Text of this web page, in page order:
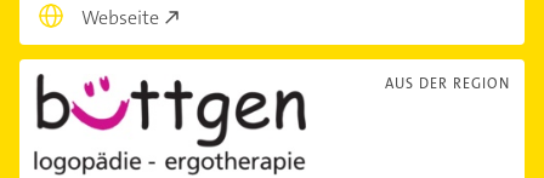
Webseite
AUS DER REGION